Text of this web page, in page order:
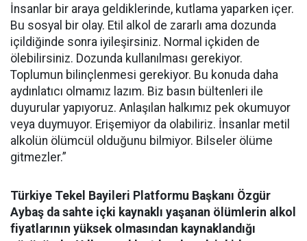
İnsanlar bir araya geldiklerinde, kutlama yaparken içer.
Bu sosyal bir olay. Etil alkol de zararlı ama dozunda
içildiğinde sonra iyileşirsiniz. Normal içkiden de
ölebilirsiniz. Dozunda kullanılması gerekiyor.
Toplumun bilinçlenmesi gerekiyor. Bu konuda daha
aydınlatıcı olmamız lazım. Biz basın bültenleri ile
duyurular yapıyoruz. Anlaşılan halkımız pek okumuyor
veya duymuyor. Erişemiyor da olabiliriz. İnsanlar metil
alkolün ölümcül olduğunu bilmiyor. Bilseler ölüme
gitmezler.”
Türkiye Tekel Bayileri Platformu Başkanı Özgür
Aybaş da sahte içki kaynaklı yaşanan ölümlerin alkol
fiyatlarının yüksek olmasından kaynaklandığı